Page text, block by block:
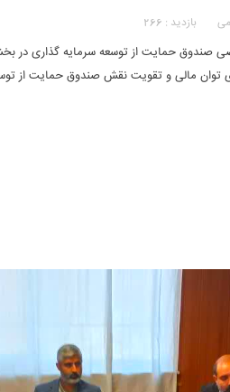
بازدید : 266
صندوق حمایت از توسعه سرمایه گذاری
توان مالی و تقویت نقش صندوق حمایت از